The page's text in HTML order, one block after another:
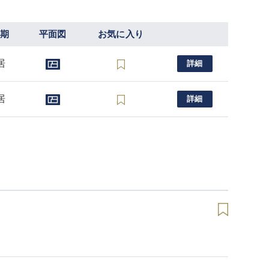
平面図 お気に入り
詳細
詳細